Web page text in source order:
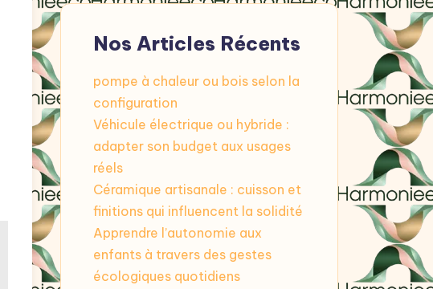
Nos Articles Récents
pompe à chaleur ou bois selon la
configuration
Véhicule électrique ou hybride :
adapter son budget aux usages
réels
Céramique artisanale : cuisson et
finitions qui influencent la solidité
Apprendre l’autonomie aux
enfants à travers des gestes
écologiques quotidiens